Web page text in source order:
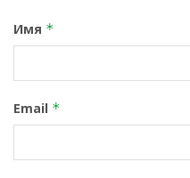
Имя *
Email *